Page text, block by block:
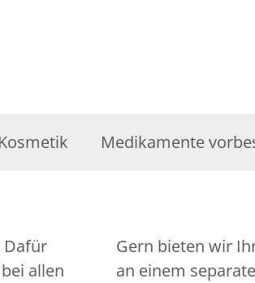
Kosmetik Medikamente
Dafür
allen
Gern bieten wir
an einem